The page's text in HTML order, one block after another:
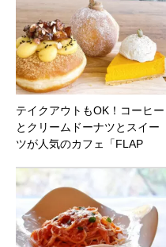
テイクアウトもOK！コーヒー
とクリームドーナツとスイー
ツが人気のカフェ「FLAP